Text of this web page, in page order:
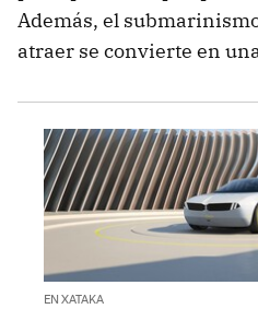
Además, el
atraer se convierte en
EN XATAKA